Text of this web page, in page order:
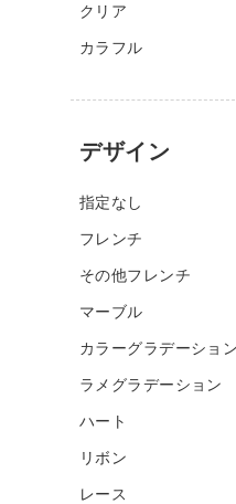
クリア
カラフル
デザイン
指定なし
フレンチ
その他フレンチ
マーブル
カラーグラデーション
ラメグラデーション
ハート
リボン
レース